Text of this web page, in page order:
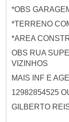
*OBS
*TERRENO
*AREA
OBS RUA
VIZINHOS
MAIS INF E
12982854525
GILBERTO